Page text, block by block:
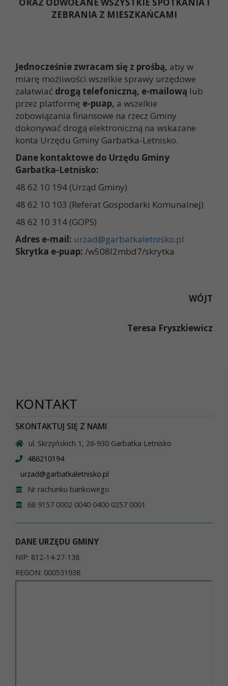
ZEBRANIA Z MIESZKAŃCAMI
Jednocześnie zwracam się z prośbą, aby w
miarę możliwości wszelkie sprawy urzędowe
załatwiać drogą telefoniczną, e-mailową lub
przez platformę e-puap, a wszelkie
zobowiązania finansowe na rzecz Gminy
dokonywać drogą elektroniczną na wskazane
konta Urzędu Gminy Garbatka-Letnisko.
Dane kontaktowe do Urzędu Gminy
Garbatka-Letnisko:
48 62 10 194 (Urząd Gminy)
48 62 10 103 (Referat Gospodarki Komunalnej)
48 62 10 314 (GOPS)
Adres e-mail: urzad@garbatkaletnisko.pl
Skrytka e-puap: /w508l2mbd7/skrytka
WÓJT
Teresa Fryszkiewicz
KONTAKT
SKONTAKTUJ SIĘ Z NAMI
ul. Skrzyńskich 1, 26-930 Garbatka Letnisko
486210194
urzad@garbatkaletnisko.pl
Nr rachunku bankowego
68 9157 0002 0040 0400 0257 0001
DANE URZĘDU GMINY
NIP: 812-14-27-138
REGON: 000531938